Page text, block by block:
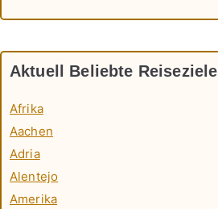
Aktuell Beliebte Reiseziele
Afrika
Aachen
Adria
Alentejo
Amerika